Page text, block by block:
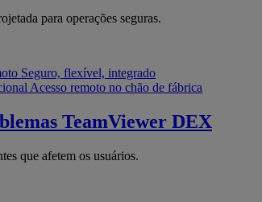
para operações seguras.
Seguro, flexível, integrado
Acesso remoto no chão de fábrica
TeamViewer DEX
que afetem os usuários.